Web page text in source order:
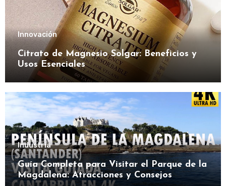
Innovación
Citrato de Magnesio Solgar: Beneficios y
Usos Esenciales
Industria
Guía Completa para Visitar el Parque de la
Magdalena: Atracciones y Consejos